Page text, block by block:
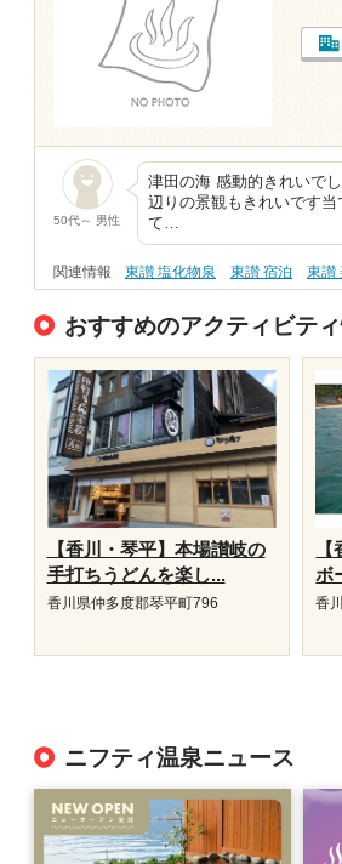
50代～ 男性
津田の海 感動的きれいで
辺りの景観もきれいです
て…
関連情報 東讃 塩化物泉 東讃 宿泊 東讃
おすすめのアクティビテ
【香川・琴平】本場讃岐の
手打ちうどんを楽し...
香川県仲多度郡琴平町796
ボ
香
ニフティ温泉ニュース